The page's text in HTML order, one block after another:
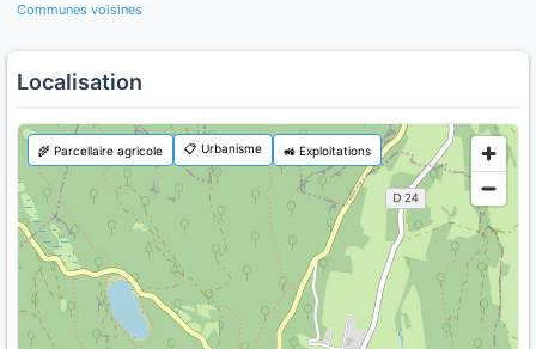
Communes voisines
Localisation
🌾 Parcellaire agricole 📋 Urbanisme 🚜 Exploitations